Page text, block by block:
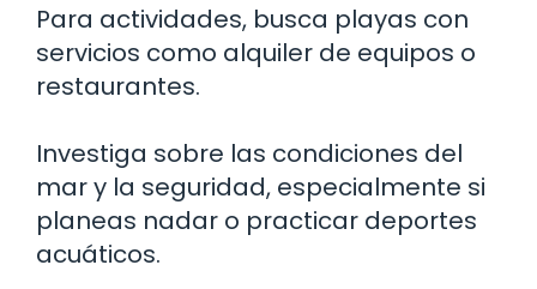
Para actividades, busca playas con
servicios como alquiler de equipos o
restaurantes.
Investiga sobre las condiciones del
mar y la seguridad, especialmente si
planeas nadar o practicar deportes
acuáticos.